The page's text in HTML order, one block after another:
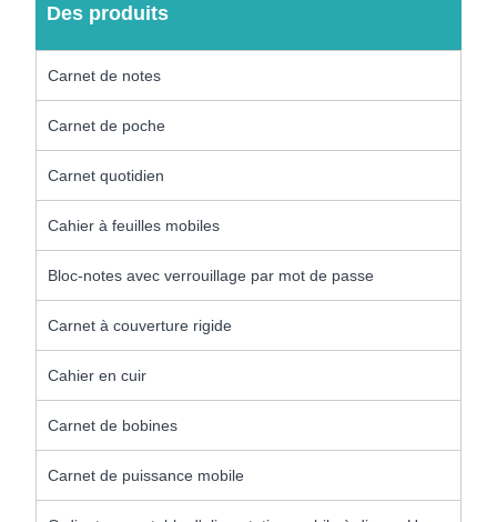
Des produits
Carnet de notes
Carnet de poche
Carnet quotidien
Cahier à feuilles mobiles
Bloc-notes avec verrouillage par mot de passe
Carnet à couverture rigide
Cahier en cuir
Carnet de bobines
Carnet de puissance mobile